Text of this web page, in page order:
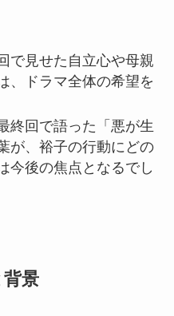
で見せた自立心や母親
、ドラマ全体の希望を
終回で語った「悪が生
が、裕子の行動にどの
今後の焦点となるでし
景